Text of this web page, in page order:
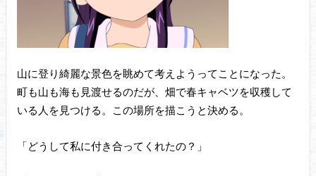
山に登り綺麗な景色を眺めて考えようってことになった。
町も山も海も見渡せるのだが、畑で春キャベツを収穫して
いる人を見つける。この場所を描こうと決める。
「どうして私に付き合ってくれたの？」